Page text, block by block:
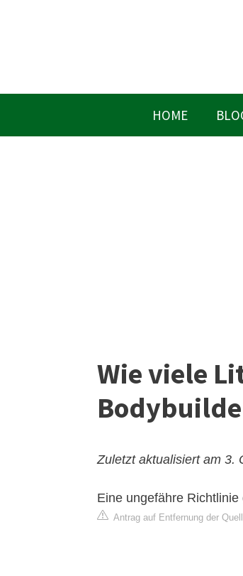
HOME
Wie viele
Zuletzt aktualisiert am 3.
Eine ungefähre
Antrag auf Entfernung der